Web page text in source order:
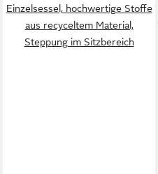
Einzelsessel, hochwertige Stoffe
aus recyceltem Material,
Steppung im Sitzbereich